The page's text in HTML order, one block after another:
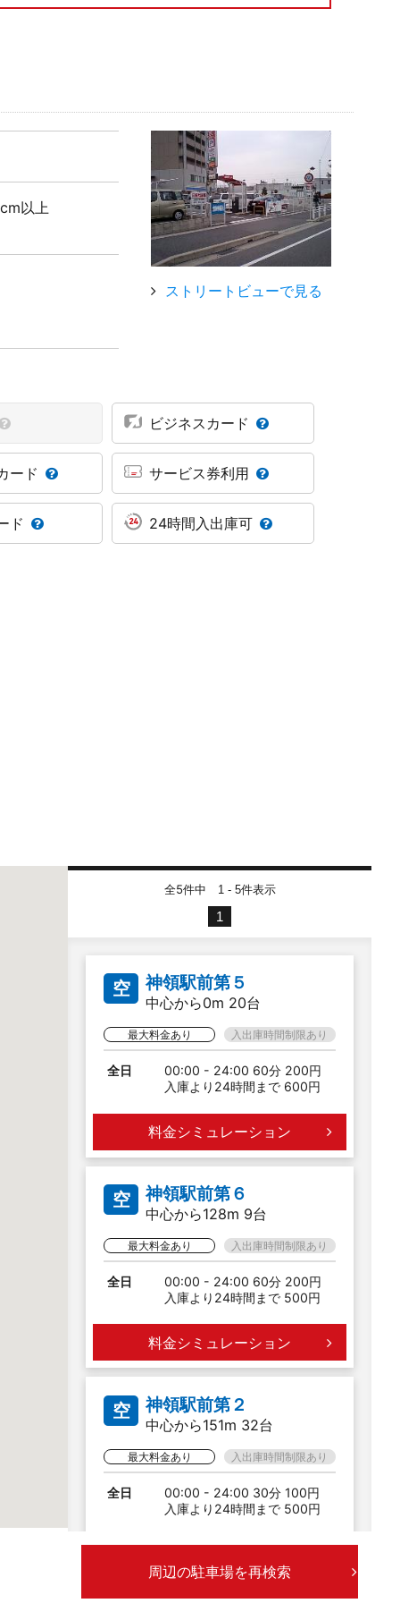
以上
ストリートビューで見る
ビジネスカード
ード サービス券利用
ド 24時間入出庫可
全5件中 1 - 5件表示
1
空 神領駅前第５
中心から0m 20台
最大料金あり 入出庫時間制限あり
全日
00:00 - 24:00 60分 200円
入庫より24時間まで 600円
料金シミュレーション
空 神領駅前第６
中心から128m 9台
最大料金あり 入出庫時間制限あり
全日
00:00 - 24:00 60分 200円
入庫より24時間まで 500円
料金シミュレーション
空 神領駅前第２
中心から151m 32台
最大料金あり 入出庫時間制限あり
全日
00:00 - 24:00 30分 100円
入庫より24時間まで 500円
周辺の駐車場を再検索